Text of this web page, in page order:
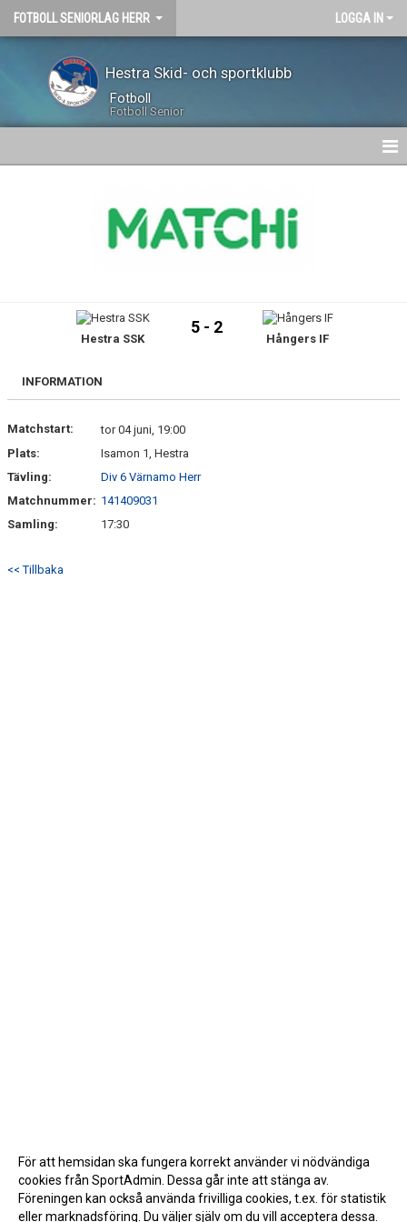
FOTBOLL SENIORLAG HERR LOGGA IN
Hestra Skid- och sportklubb
Fotboll
Fotboll Senior
BILDGALLERI
KONTAKT
MATCHER
Hestra SSK
5 - 2
Hångers IF
INFORMATION
Matchstart:
tor 04 juni, 19:00
Plats:
Isamon 1, Hestra
Tävling:
Div 6 Värnamo Herr
Matchnummer: 141409031
Samling:
17:30
<< Tillbaka
För att hemsidan ska fungera korrekt använder vi nödvändiga
cookies från SportAdmin. Dessa går inte att stänga av.
Föreningen kan också använda frivilliga cookies, t.ex. för statistik
eller marknadsföring. Du väljer själv om du vill acceptera dessa.